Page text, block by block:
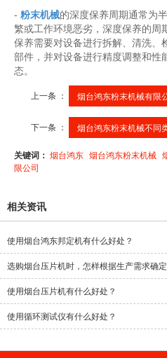
- 粉末机械的深度保养周期通常为
繁或工作环境恶劣，深度保养的周
保养需要对设备进行拆解、清洗、
部件，并对设备进行精度调整和性
态。
上一条 ： 烟台鸿东粉末机械有限
下一条 ： 烟台鸿东粉末机械不同
关键词： 烟台鸿东 烟台鸿东粉末机械
限公司
相关资讯
使用烟台鸿东邦定机有什么好处？
选购烟台压片机时，怎样根据生产需求确
使用烟台压片机有什么好处？
使用循环测试仪有什么好处？